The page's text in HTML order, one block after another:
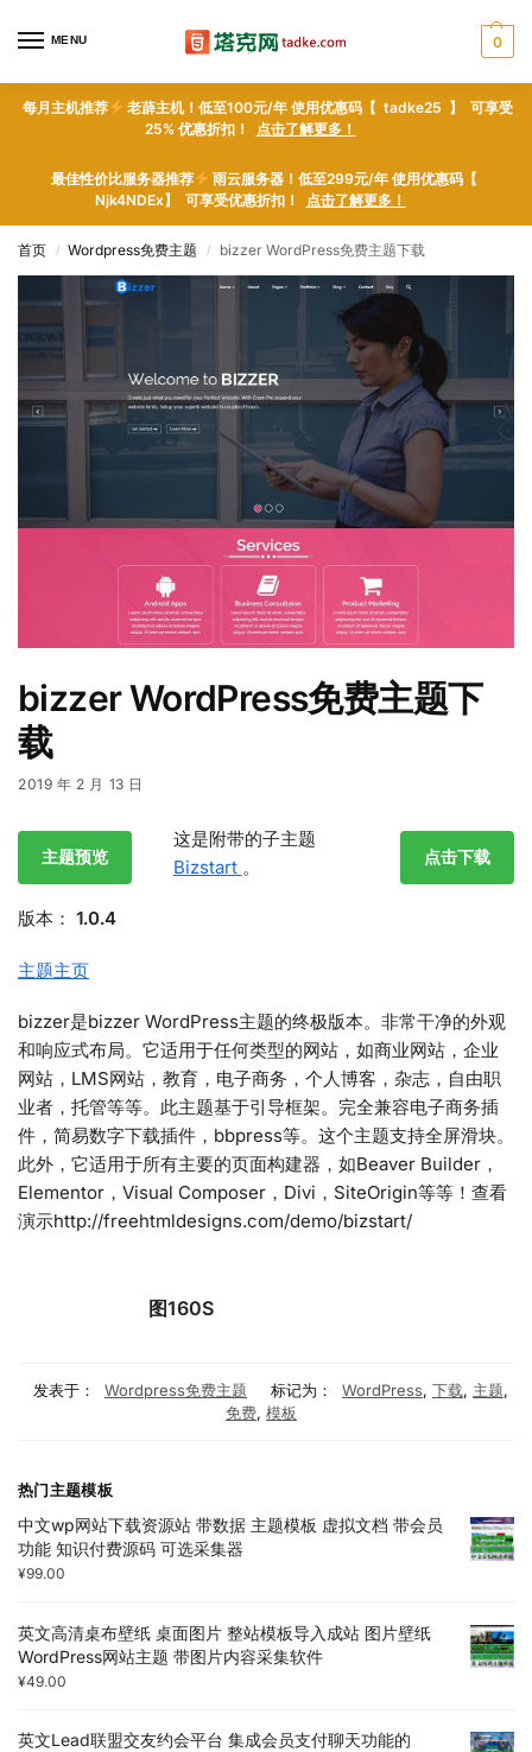
MENU 0
每月主机推荐
老薜主机！低至100元/年 使用优惠码【 tadke25 】 可享受
25% 优惠折扣！ 点击了解更多！
最佳性价比服务器推荐
雨云服务器！低至299元/年 使用优惠码【
Njk4NDEx】 可享受优惠折扣！ 点击了解更多！
首页 / Wordpress免费主题 / bizzer WordPress免费主题下载
bizzer WordPress免费主题下
载
2019 年 2 月 13 日
主题预览 点击下载
这是附带的子主题
Bizstart 。
版本： 1.0.4
主题主页
bizzer是bizzer WordPress主题的终极版本。非常干净的外观
和响应式布局。它适用于任何类型的网站，如商业网站，企业
网站，LMS网站，教育，电子商务，个人博客，杂志，自由职
业者，托管等等。此主题基于引导框架。完全兼容电子商务插
件，简易数字下载插件，bbpress等。这个主题支持全屏滑块。
此外，它适用于所有主要的页面构建器，如Beaver Builder，
Elementor，Visual Composer，Divi，SiteOrigin等等！查看
演示http://freehtmldesigns.com/demo/bizstart/
图160S
发表于： Wordpress免费主题 标记为： WordPress, 下载, 主题,
免费, 模板
热门主题模板
中文wp网站下载资源站 带数据 主题模板 虚拟文档 带会员
功能 知识付费源码 可选采集器
¥99.00
英文高清桌布壁纸 桌面图片 整站模板导入成站 图片壁纸
WordPress网站主题 带图片内容采集软件
¥49.00
英文Lead联盟交友约会平台 集成会员支付聊天功能的